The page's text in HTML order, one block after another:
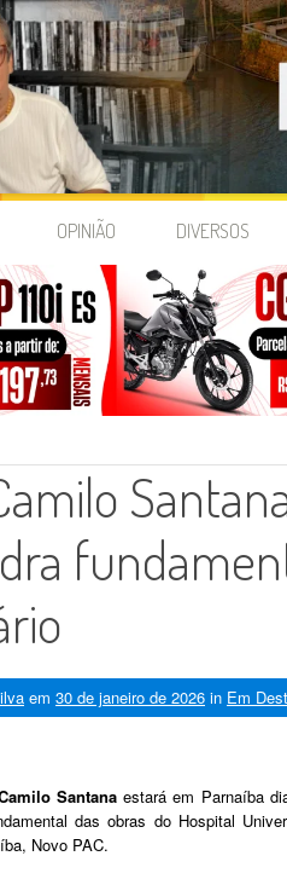
OPINIÃO DIVERSOS
em 30 de janeiro de 2026 in Em
Santana estará em Parnaíba
das obras do Hospital
Novo PAC.